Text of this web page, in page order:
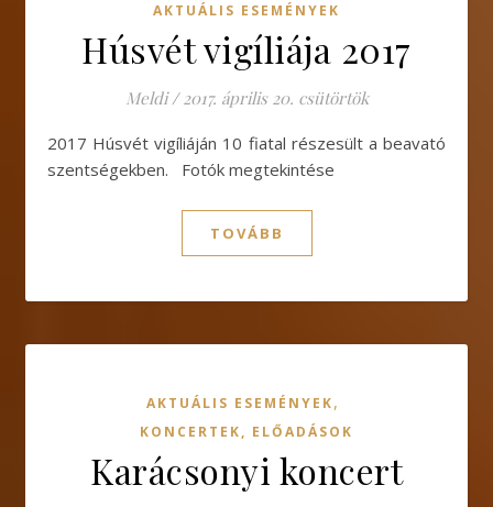
AKTUÁLIS ESEMÉNYEK
Húsvét vigíliája 2017
Meldi / 2017. április 20. csütörtök
2017 Húsvét vigíliáján 10 fiatal részesült a beavató
szentségekben. Fotók megtekintése
TOVÁBB
AKTUÁLIS ESEMÉNYEK,
KONCERTEK, ELŐADÁSOK
Karácsonyi koncert